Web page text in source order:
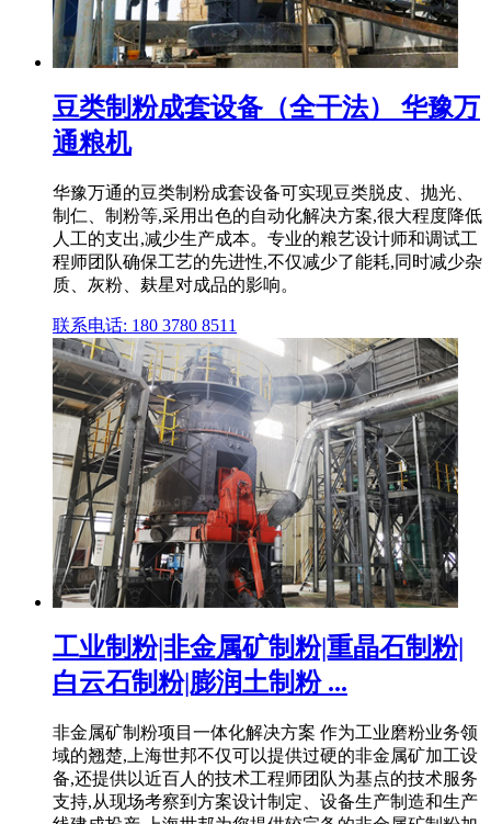
豆类制粉成套设备（全干法） 华豫万
通粮机
华豫万通的豆类制粉成套设备可实现豆类脱皮、抛光、
制仁、制粉等,采用出色的自动化解决方案,很大程度降低
人工的支出,减少生产成本。专业的粮艺设计师和调试工
程师团队确保工艺的先进性,不仅减少了能耗,同时减少杂
质、灰粉、麸星对成品的影响。
联系电话: 180 3780 8511
工业制粉|非金属矿制粉|重晶石制粉|
白云石制粉|膨润土制粉 ...
非金属矿制粉项目一体化解决方案 作为工业磨粉业务领
域的翘楚,上海世邦不仅可以提供过硬的非金属矿加工设
备,还提供以近百人的技术工程师团队为基点的技术服务
支持,从现场考察到方案设计制定、设备生产制造和生产